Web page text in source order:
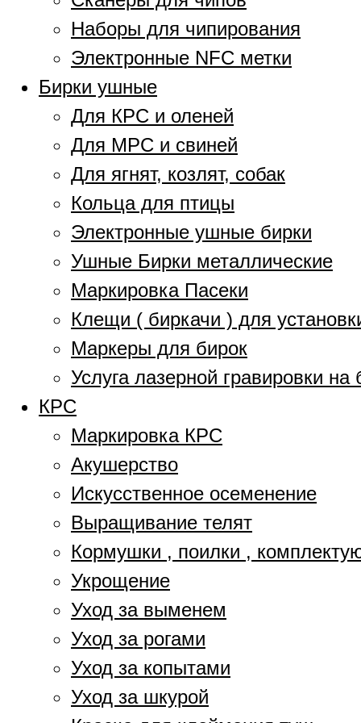
Наборы для чипирования
Электронные NFC метки
Бирки ушные
Для КРС и оленей
Для МРС и свиней
Для ягнят, козлят, собак
Кольца для птицы
Электронные ушные бирки
Ушные Бирки металлические
Маркировка Пасеки
Клещи ( биркачи ) для
Маркеры для бирок
Услуга лазерной гравировки на
КРС
Маркировка КРС
Акушерство
Искусственное осеменение
Выращивание телят
Кормушки , поилки ,
Укрощение
Уход за выменем
Уход за рогами
Уход за копытами
Уход за шкурой